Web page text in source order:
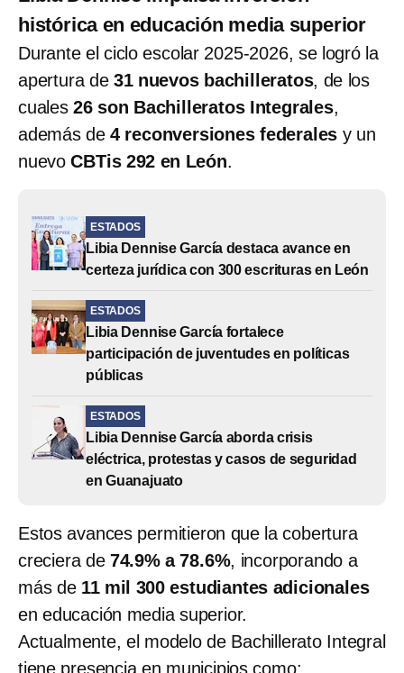
histórica en educación media superior
Durante el ciclo escolar 2025-2026, se logró la
apertura de 31 nuevos bachilleratos, de los
cuales26 son Bachilleratos Integrales,
además de4 reconversiones federales y un
nuevoCBTis 292 en León.
ESTADOS
Libia Dennise García destaca avance en
certeza jurídica con 300 escrituras en León
ESTADOS
Libia Dennise García fortalece
participación de juventudes en políticas
públicas
ESTADOS
Libia Dennise García aborda crisis
eléctrica, protestas y casos de seguridad
en Guanajuato
Estos avances permitieron que la cobertura
creciera de 74.9% a 78.6%, incorporando a
más de 11 mil 300 estudiantes adicionales
en educación media superior.
Actualmente, el modelo de Bachillerato Integral
tiene presencia en municipios como: